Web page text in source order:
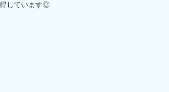
しています◎